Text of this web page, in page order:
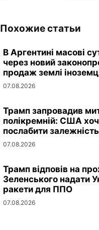
Похожие статьи
В Аргентині масові
через новий
продаж землі
07.08.2026
Трамп запровадив
полікремній: США
послабити
07.08.2026
Трамп відповів на
Зеленського надати
ракети для ППО
07.08.2026